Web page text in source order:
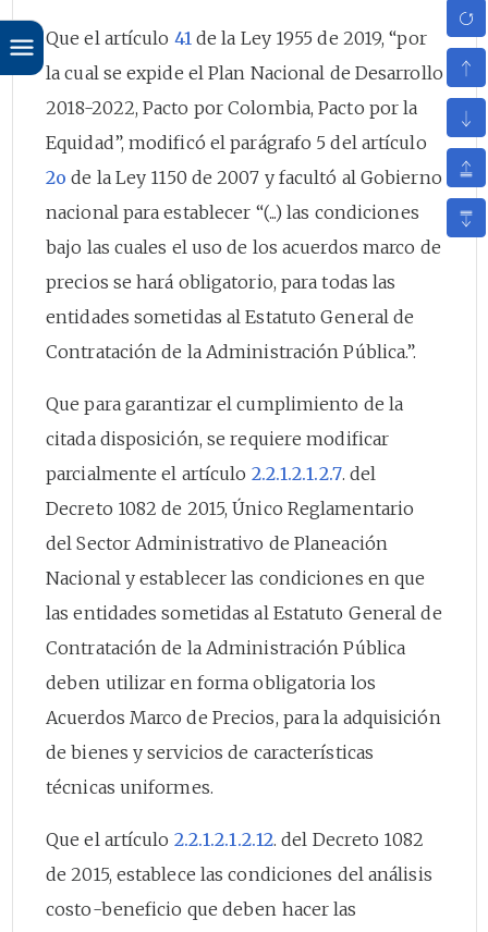
Que el artículo 41 de la Ley 1955 de 2019, “por
la cual se expide el Plan Nacional de Desarrollo
2018-2022, Pacto por Colombia, Pacto por la
Equidad”, modificó el parágrafo 5 del artículo
2o de la Ley 1150 de 2007 y facultó al Gobierno
nacional para establecer “(...) las condiciones
bajo las cuales el uso de los acuerdos marco de
precios se hará obligatorio, para todas las
entidades sometidas al Estatuto General de
Contratación de la Administración Pública.”.
Que para garantizar el cumplimiento de la
citada disposición, se requiere modificar
parcialmente el artículo 2.2.1.2.1.2.7. del
Decreto 1082 de 2015, Único Reglamentario
del Sector Administrativo de Planeación
Nacional y establecer las condiciones en que
las entidades sometidas al Estatuto General de
Contratación de la Administración Pública
deben utilizar en forma obligatoria los
Acuerdos Marco de Precios, para la adquisición
de bienes y servicios de características
técnicas uniformes.
Que el artículo 2.2.1.2.1.2.12. del Decreto 1082
de 2015, establece las condiciones del análisis
costo-beneficio que deben hacer las